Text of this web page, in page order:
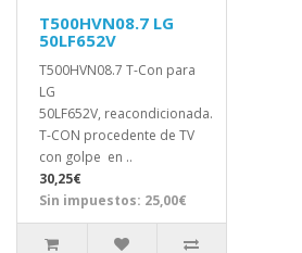
T500HVN08.7 LG
50LF652V
T500HVN08.7 T-Con para
LG
50LF652V, reacondicionada.
T-CON procedente de TV
con golpe en ..
30,25€
Sin impuestos: 25,00€